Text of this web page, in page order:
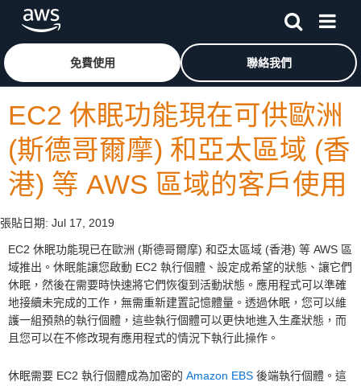
跳至主要內容按一下這裡可返回 Amazon Web Services 首頁
免費使用 聯絡我們
EC2 休眠功能現在可供歐洲
(斯德哥爾摩) 和亞太區域 (香
港) 等 AWS 區域的客戶使用
張貼日期: Jul 17, 2019
EC2 休眠功能現已在歐洲 (斯德哥爾摩) 和亞太區域 (香港) 等 AWS 區
域推出。休眠能讓您啟動 EC2 執行個體、設定成希望的狀態、讓它們
休眠，然後在需要時快速將它們恢復到活動狀態。應用程式可以準確
地接續未完成的工作，無需重新建置記憶體量。透過休眠，您可以維
護一組預熱的執行個體，這些執行個體可以更快地進入生產狀態，而
且您可以在不修改現有應用程式的情況下執行此操作。
休眠需要 EC2 執行個體成為加密的 Amazon EBS 後端執行個體。這